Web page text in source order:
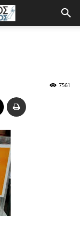
7561